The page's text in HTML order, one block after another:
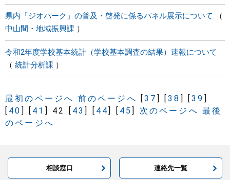
県内「ジオパーク」の普及・啓発に係るパネル展示について
中山間・地域振興課
令和2年度学校基本統計（学校基本調査の結果）速報について
統計分析課
最初のページへ 前のページへ [37 ] [38 ] [39 ]
[ 40 ] [ 41 ] 42 [ 43] [ 44] [ 45] 次のページへ 最後
のページへ
相談窓口 連絡先一覧